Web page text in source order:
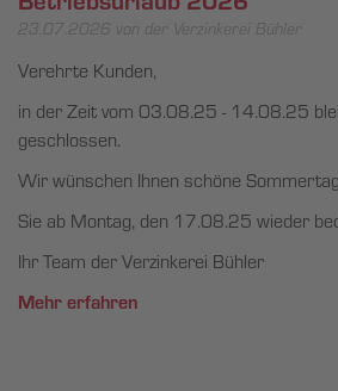
23.07.2026 von der Verzinkerei Bühler
Verehrte Kunden,
in der Zeit vom 03.08.25 - 14.08.25
geschlossen.
Wir wünschen Ihnen schöne
Sie ab Montag, den 17.08.25 wieder
Ihr Team der Verzinkerei Bühler
Mehr erfahren